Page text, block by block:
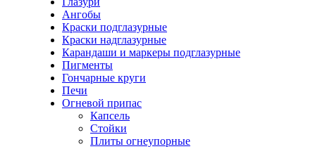
Ангобы
Краски подглазурные
Краски надглазурные
Карандаши и маркеры подглазурные
Пигменты
Гончарные круги
Печи
Огневой припас
Капсель
Стойки
Плиты огнеупорные